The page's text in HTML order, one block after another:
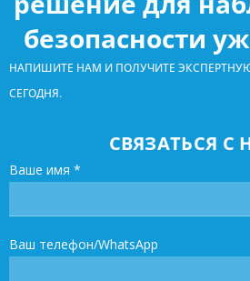
безопасности
НАПИШИТЕ НАМ И ПОЛУЧИТЕ
СЕГОДНЯ.
СВЯЗАТЬСЯ С
Ваше имя *
Ваш телефон/WhatsApp